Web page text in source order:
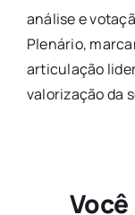
análise e
Plenário,
articulação
valorização da